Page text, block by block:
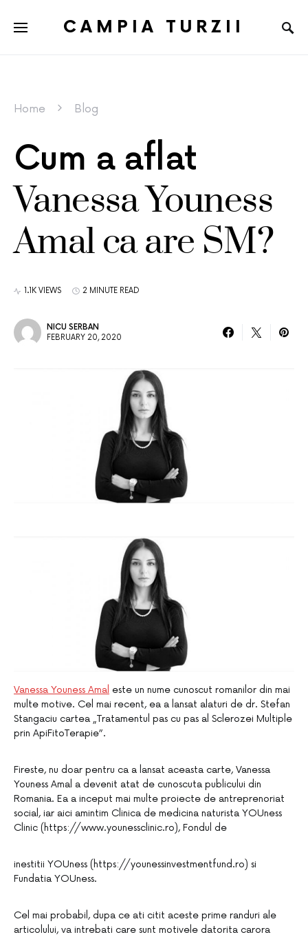
CAMPIA TURZII
Home Blog
Cum a aflat
Vanessa Youness
Amal ca are SM?
1.1K VIEWS 2 MINUTE READ
NICU SERBAN
FEBRUARY 20, 2020
Vanessa Youness Amal este un nume cunoscut romanilor din mai
multe motive. Cel mai recent, ea a lansat alaturi de dr. Stefan
Stangaciu cartea „Tratamentul pas cu pas al Sclerozei Multiple
prin ApiFitoTerapie”.
Fireste, nu doar pentru ca a lansat aceasta carte, Vanessa
Youness Amal a devenit atat de cunoscuta publicului din
Romania. Ea a inceput mai multe proiecte de antreprenoriat
social, iar aici amintim Clinica de medicina naturista YOUness
Clinic (https://www.younessclinic.ro), Fondul de
inestitii YOUness (https://younessinvestmentfund.ro) si
Fundatia YOUness.
Cel mai probabil, dupa ce ati citit aceste prime randuri ale
articolului, va intrebati care sunt motivele datorita carora